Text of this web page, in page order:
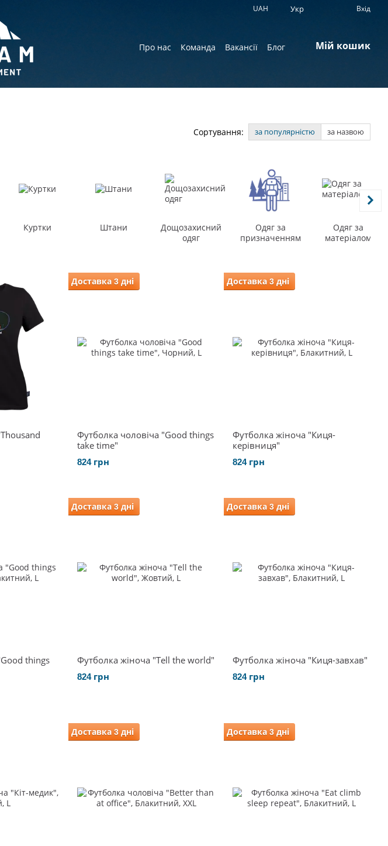
UAH Укр Вхід
Про нас Команда Вакансії Блог Мій кошик
Сортування: за популярністю за назвою
Куртки Штани
Дощозахисний
одяг
Одяг за
призначенням
Одяг за
матеріалом
Доставка 3 дні
Футболка чоловіча "Good things
take time"
824 грн
Доставка 3 дні
Футболка жіноча "Киця-
керівниця"
824 грн
things
Доставка 3 дні
Футболка жіноча "Tell the world"
824 грн
Доставка 3 дні
Футболка жіноча "Киця-завхав"
824 грн
Доставка 3 дні Доставка 3 дні